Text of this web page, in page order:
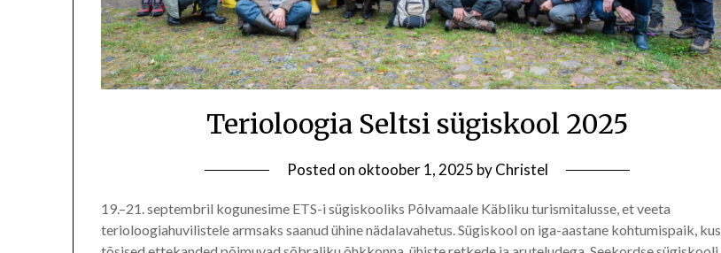
Terioloogia Seltsi sügiskool 2025
Posted on oktoober 1, 2025 byChristel
19.–21. septembril kogunesime ETS-i sügiskooliks Põlvamaale Käbliku turismitalusse, et veeta
terioloogiahuvilistele armsaks saanud ühine nädalavahetus. Sügiskool on iga-aastane kohtumispaik, kus